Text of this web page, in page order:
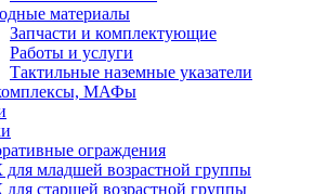
материалы
Запчасти и комплектующие
Работы и услуги
Тактильные наземные указатели
МАФы
ограждения
младшей возрастной группы
старшей возрастной группы